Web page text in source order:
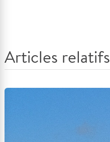
Articles relatifs